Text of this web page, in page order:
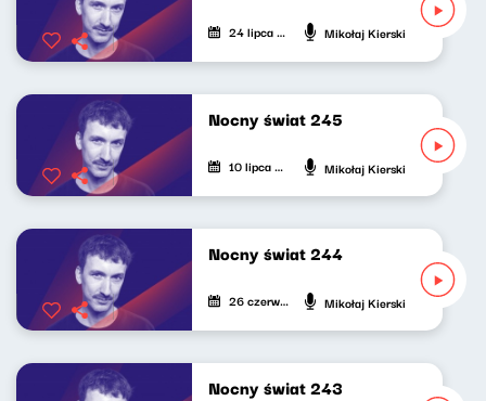
24 lipca 2026 Mikołaj Kierski
Nocny świat 245
10 lipca 2026 Mikołaj Kierski
Nocny świat 244
26 czerwca 2026 Mikołaj Kierski
Nocny świat 243